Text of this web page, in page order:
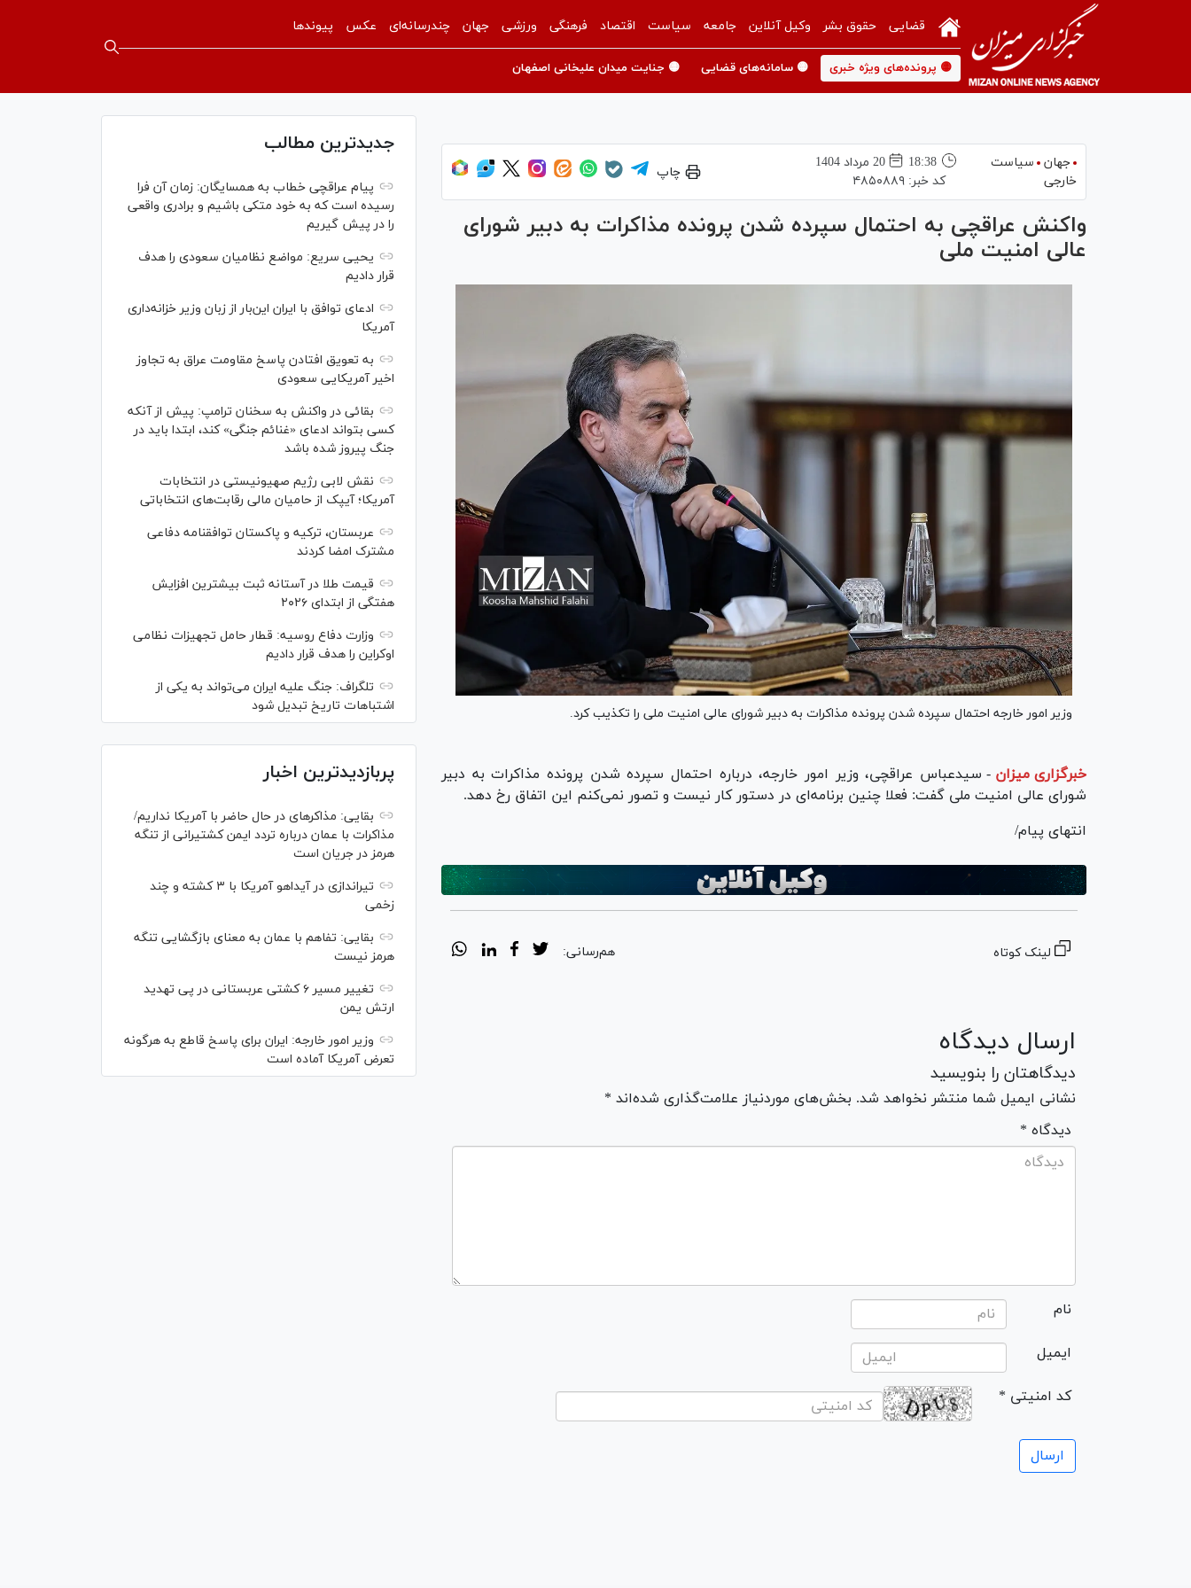
قضایی حقوق بشر وکیل آنلاین جامعه سیاست اقتصاد فرهنگی ورزشی جهان چندرسانه‌ای عکس پیوندها
🟡 پرونده‌های ویژه خبری 🟡 سامانه‌های قضایی 🟡 جنایت میدان علیخانی اصفهان
جهان
سیاست
خارجی
18:38
20 مرداد 1404
کد خبر: ۴۸۵۰۸۸۹
چاپ
واکنش عراقچی به احتمال سپرده شدن پرونده مذاکرات به دبیر شورای
عالی امنیت ملی
وزیر امور خارجه احتمال سپرده شدن پرونده مذاکرات به دبیر شورای عالی امنیت ملی را تکذیب کرد.
خبرگزاری میزان - سیدعباس عراقچی، وزیر امور خارجه، درباره احتمال سپرده شدن پرونده مذاکرات به دبیر
شورای عالی امنیت ملی گفت: فعلا چنین برنامه‌ای در دستور کار نیست و تصور نمی‌کنم این اتفاق رخ دهد.
انتهای پیام/
لینک کوتاه هم‌رسانی:
ارسال دیدگاه
دیدگاهتان را بنویسید
نشانی ایمیل شما منتشر نخواهد شد. بخش‌های موردنیاز علامت‌گذاری شده‌اند *
* دیدگاه
نام
ایمیل
* کد امنیتی
جدیدترین مطالب
پیام عراقچی خطاب به همسایگان: زمان آن فرا
رسیده است که به خود متکی باشیم و برادری واقعی
را در پیش گیریم
یحیی سریع: مواضع نظامیان سعودی را هدف
قرار دادیم
ادعای توافق با ایران این‌بار از زبان وزیر خزانه‌داری
آمریکا
به تعویق افتادن پاسخ مقاومت عراق به تجاوز
اخیر آمریکایی سعودی
بقائی در واکنش به سخنان ترامپ: پیش از آنکه
کسی بتواند ادعای «غنائم جنگی» کند، ابتدا باید در
جنگ پیروز شده باشد
نقش لابی رژیم صهیونیستی در انتخابات
آمریکا؛ آیپک از حامیان مالی رقابت‌های انتخاباتی
عربستان، ترکیه و پاکستان توافقنامه دفاعی
مشترک امضا کردند
قیمت طلا در آستانه ثبت بیشترین افزایش
هفتگی از ابتدای ۲۰۲۶
وزارت دفاع روسیه: قطار حامل تجهیزات نظامی
اوکراین را هدف قرار دادیم
تلگراف: جنگ علیه ایران می‌تواند به یکی از
اشتباهات تاریخ تبدیل شود
پربازدیدترین اخبار
بقایی: مذاکره‎ای در حال حاضر با آمریکا نداریم/
مذاکرات با عمان درباره تردد ایمن کشتیرانی از تنگه
هرمز در جریان است
تیراندازی در آیداهو آمریکا با ۳ کشته و چند
زخمی
بقایی: تفاهم با عمان به معنای بازگشایی تنگه
هرمز نیست
تغییر مسیر ۶ کشتی عربستانی در پی تهدید
ارتش یمن
وزیر امور خارجه: ایران برای پاسخ قاطع به هرگونه
تعرض آمریکا آماده است